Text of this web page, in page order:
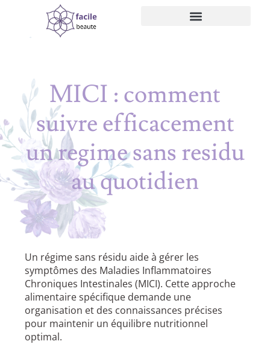
MICI : comment
suivre efficacement
un regime sans residu
au quotidien
Un régime sans résidu aide à gérer les
symptômes des Maladies Inflammatoires
Chroniques Intestinales (MICI). Cette approche
alimentaire spécifique demande une
organisation et des connaissances précises
pour maintenir un équilibre nutritionnel
optimal.